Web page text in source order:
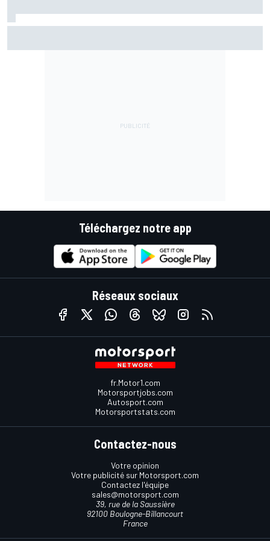
Téléchargez notre app
Réseaux sociaux
fr.Motor1.com
Motorsportjobs.com
Autosport.com
Motorsportstats.com
Contactez-nous
Votre opinion
Votre publicité sur Motorsport.com
Contactez l'équipe
sales@motorsport.com
39, rue de la Saussière
92100 Boulogne-Billancourt
France